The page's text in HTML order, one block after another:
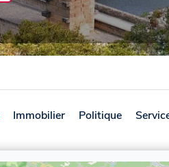
Immobilier Politique